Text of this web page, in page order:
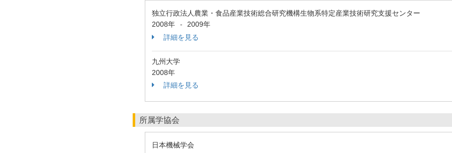
独立行政法人農業・食品産業技術総合研究機構生物系特定産業技術研究支援センター
2008年
-
2009年
詳細を見る
九州大学
2008年
詳細を見る
所属学協会
日本機械学会